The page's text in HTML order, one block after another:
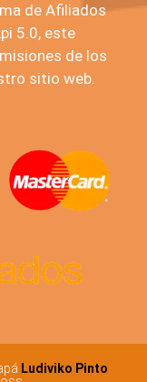
de Afiliados
5.0, este
de los
sitio web.
Ludiviko Pinto